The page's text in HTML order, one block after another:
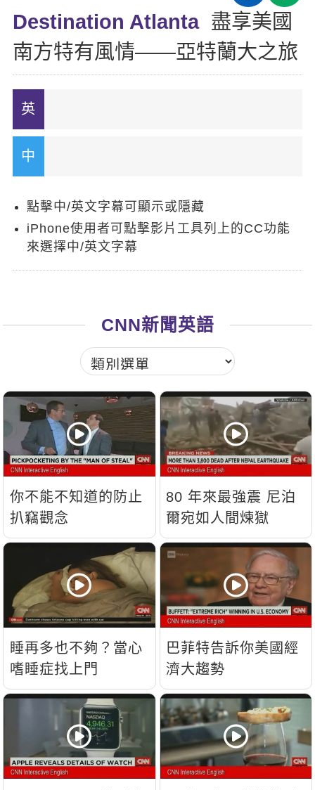
開口溜英文
旅遊英文
基礎字彙
CNN聽力強化
新聞英文
英語俱樂部
ECAM
Let's Talk
日語
韓語
更多
一對一家教
活動花絮
Recruiting
Destination Atlanta 盡享美國
南方特有風情——亞特蘭大之旅
點擊中/英文字幕可顯示或隱藏
iPhone使用者可點擊影片工具列上的CC功能
來選擇中/英文字幕
CNN新聞英語
你不能不知道的防止
扒竊觀念
80 年來最強震 尼泊
爾宛如人間煉獄
睡再多也不夠？當心
嗜睡症找上門
巴菲特告訴你美國經
濟大趨勢